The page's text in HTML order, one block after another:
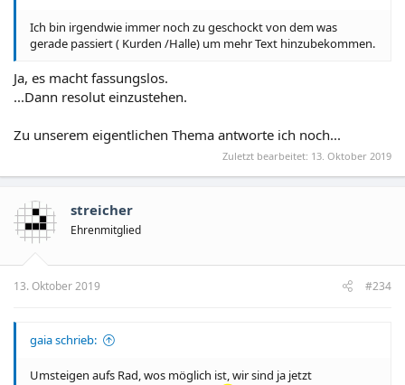
Ich bin irgendwie immer noch zu geschockt von dem was
gerade passiert ( Kurden /Halle) um mehr Text hinzubekommen.
Ja, es macht fassungslos.
...Dann resolut einzustehen.
Zu unserem eigentlichen Thema antworte ich noch...
Zuletzt bearbeitet: 13. Oktober 2019
streicher
Ehrenmitglied
13. Oktober 2019 #234
gaia schrieb:
Umsteigen aufs Rad, wos möglich ist, wir sind ja jetzt